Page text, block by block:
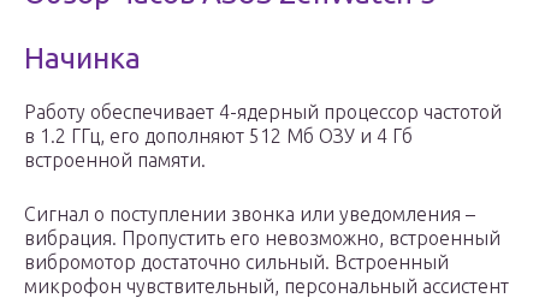
Начинка
Работу обеспечивает 4-ядерный процессор частотой
в 1.2 ГГц, его дополняют 512 Мб ОЗУ и 4 Гб
встроенной памяти.
Сигнал о поступлении звонка или уведомления –
вибрация. Пропустить его невозможно, встроенный
вибромотор достаточно сильный. Встроенный
микрофон чувствительный, персональный ассистент